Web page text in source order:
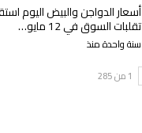
أسعار الدواجن والبيض اليوم
تقلبات السوق في 12 مايو…
سنة واحدة منذ
1 من 285